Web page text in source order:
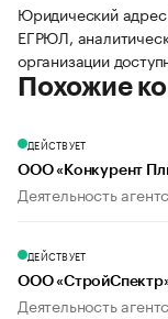
Юридический
ЕГРЮЛ,
организации
Похожие
ДЕЙСТВУЕТ
ООО «Конкурент
Деятельность
ДЕЙСТВУЕТ
ООО
Деятельность